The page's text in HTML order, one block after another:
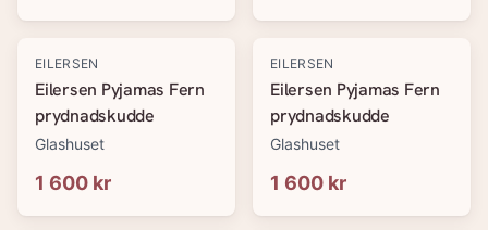
EILERSEN
Eilersen Pyjamas Fern
prydnadskudde
Glashuset
1 600 kr
EILERSEN
Eilersen Pyjamas Fern
prydnadskudde
Glashuset
1 600 kr